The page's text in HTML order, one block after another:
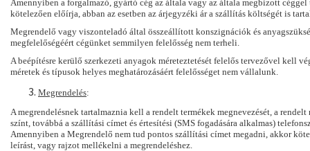
Amennyiben a forgalmazó, gyártó cég az általa vagy az általa megbízott
kötelezően előírja, abban az esetben az árjegyzéki ár a szállítás költségét is
Megrendelő vagy viszonteladó által összeállított konszignációk és
megfelelőségéért cégünket semmilyen felelősség nem terheli.
A beépítésre kerülő szerkezeti anyagok méreteztetését felelős tervezővel kell
méretek és típusok helyes meghatározásáért felelősséget nem vállalunk.
Megrendelés:
A megrendelésnek tartalmaznia kell a rendelt termékek megnevezését, a rendelt
színt, továbbá a szállítási címet és értesítési (SMS fogadására alkalmas)
Amennyiben a Megrendelő nem tud pontos szállítási címet megadni, akkor
leírást, vagy rajzot mellékelni a megrendeléshez.